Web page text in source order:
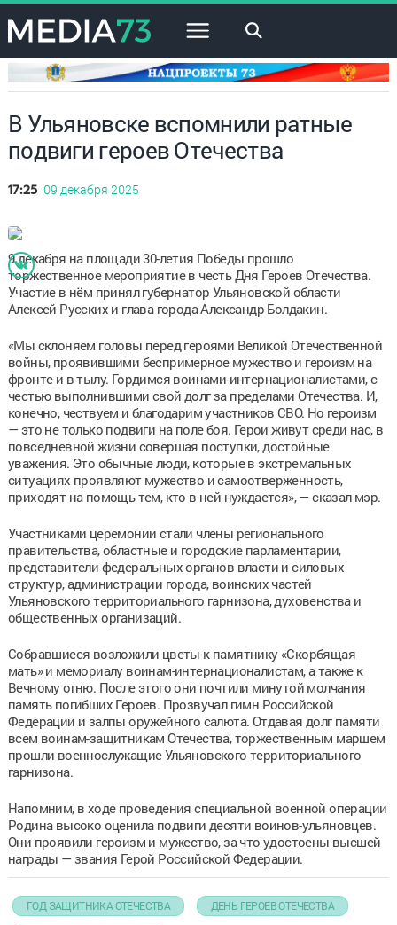
×
В Ульяновске вспомнили ратные
подвиги героев Отечества
17:25 09 декабря 2025
9 декабря на площади 30-летия Победы прошло
торжественное мероприятие в честь Дня Героев Отечества.
Участие в нём принял губернатор Ульяновской области
Алексей Русских и глава города Александр Болдакин.
«Мы склоняем головы перед героями Великой Отечественной
войны, проявившими беспримерное мужество и героизм на
фронте и в тылу. Гордимся воинами-интернационалистами, с
честью выполнившими свой долг за пределами Отечества. И,
конечно, чествуем и благодарим участников СВО. Но героизм
— это не только подвиги на поле боя. Герои живут среди нас, в
повседневной жизни совершая поступки, достойные
уважения. Это обычные люди, которые в экстремальных
ситуациях проявляют мужество и самоотверженность,
приходят на помощь тем, кто в ней нуждается», — сказал мэр.
Участниками церемонии стали члены регионального
правительства, областные и городские парламентарии,
представители федеральных органов власти и силовых
структур, администрации города, воинских частей
Ульяновского территориального гарнизона, духовенства и
общественных организаций.
Собравшиеся возложили цветы к памятнику «Скорбящая
мать» и мемориалу воинам-интернационалистам, а также к
Вечному огню. После этого они почтили минутой молчания
память погибших Героев. Прозвучал гимн Российской
Федерации и залпы оружейного салюта. Отдавая долг памяти
всем воинам-защитникам Отечества, торжественным маршем
прошли военнослужащие Ульяновского территориального
гарнизона.
Напомним, в ходе проведения специальной военной операции
Родина высоко оценила подвиги десяти воинов-ульяновцев.
Они проявили героизм и мужество, за что удостоены высшей
награды — звания Герой Российской Федерации.
ГОД ЗАЩИТНИКА ОТЕЧЕСТВА ДЕНЬ ГЕРОЕВ ОТЕЧЕСТВА